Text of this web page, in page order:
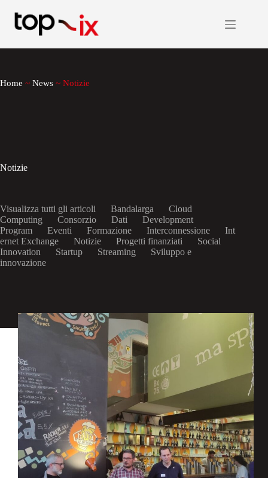
contenuto
Home ~ News ~ Notizie
Notizie
Visualizza tutti gli articoli Bandalarga
Cloud
Computing
Consorzio Dati
Development
Program
Eventi Formazione Interconnessione
Int
ernet Exchange
Notizie Progetti finanziati
Social
Innovation
Startup Streaming
Sviluppo e
innovazione